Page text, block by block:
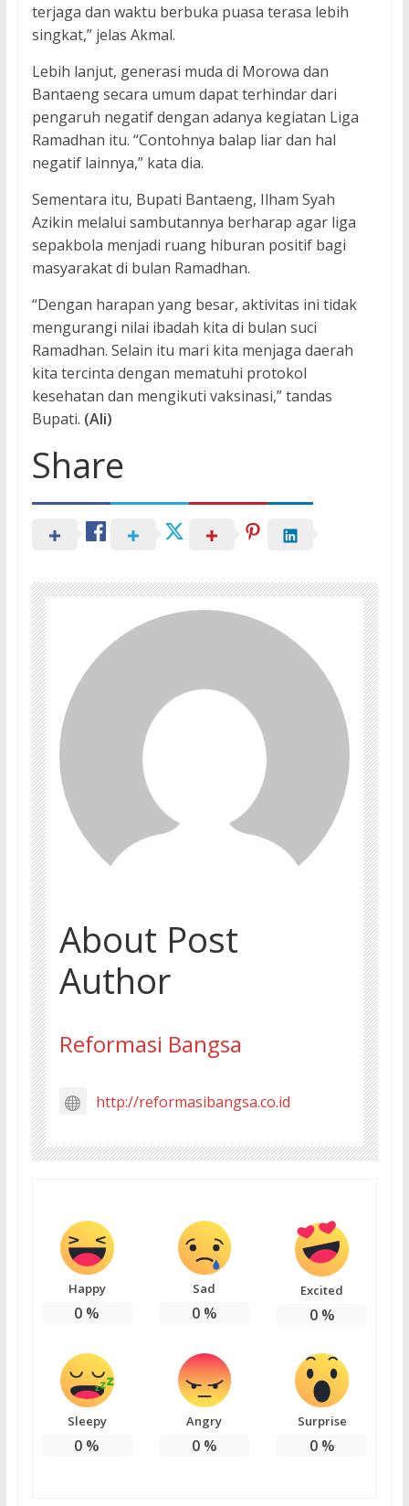
terjaga dan waktu berbuka puasa terasa lebih
singkat,” jelas Akmal.
Lebih lanjut, generasi muda di Morowa dan
Bantaeng secara umum dapat terhindar dari
pengaruh negatif dengan adanya kegiatan Liga
Ramadhan itu. “Contohnya balap liar dan hal
negatif lainnya,” kata dia.
Sementara itu, Bupati Bantaeng, Ilham Syah
Azikin melalui sambutannya berharap agar liga
sepakbola menjadi ruang hiburan positif bagi
masyarakat di bulan Ramadhan.
“Dengan harapan yang besar, aktivitas ini tidak
mengurangi nilai ibadah kita di bulan suci
Ramadhan. Selain itu mari kita menjaga daerah
kita tercinta dengan mematuhi protokol
kesehatan dan mengikuti vaksinasi,” tandas
Bupati. (Ali)
Share
About Post
Author
Reformasi Bangsa
http://reformasibangsa.co.id
Happy
0 %
Sad
0%
Excited
0%
Sleepy
0 %
Angry
0%
Surprise
0%